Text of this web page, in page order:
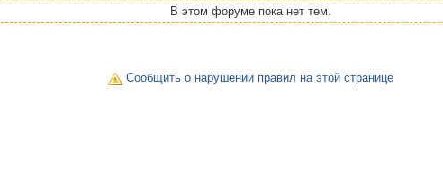
В этом форуме пока нет тем.
Сообщить о нарушении правил на этой странице